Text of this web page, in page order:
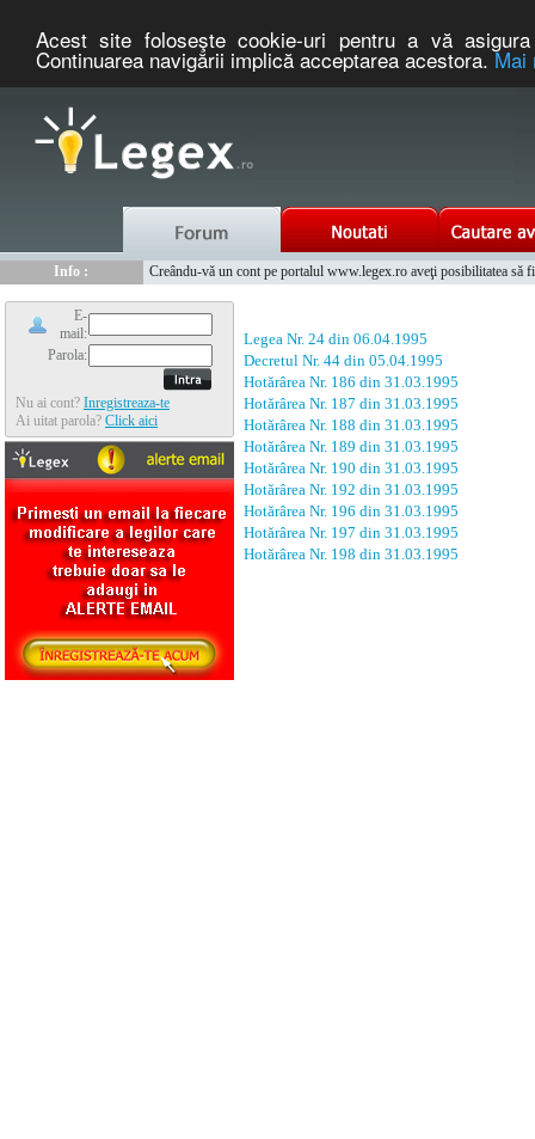
Acest site foloseşte cookie-uri pentru a vă
Continuarea navigării implică acceptarea acestora.Mai
Info :
Creându-vă un cont pe portalul www.legex.ro aveţi posibilitatea să
E-
mail:
Parola:
Nu ai cont? Inregistreaza-te
Ai uitat parola? Click aici
Legea Nr. 24 din 06.04.1995
Decretul Nr. 44 din 05.04.1995
Hotărârea Nr. 186 din 31.03.1995
Hotărârea Nr. 187 din 31.03.1995
Hotărârea Nr. 188 din 31.03.1995
Hotărârea Nr. 189 din 31.03.1995
Hotărârea Nr. 190 din 31.03.1995
Hotărârea Nr. 192 din 31.03.1995
Hotărârea Nr. 196 din 31.03.1995
Hotărârea Nr. 197 din 31.03.1995
Hotărârea Nr. 198 din 31.03.1995